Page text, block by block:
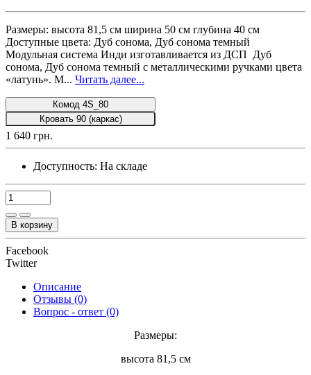
Размеры: высота 81,5 см ширина 50 см глубина 40 см
Доступные цвета: Дуб сонома, Дуб сонома темный
Модульная система Инди изготавливается из ДСП Дуб
сонома, Дуб сонома темный с металлическими ручками цвета
«латунь». М... Читать далее...
Комод 4S_80
Кровать 90 (каркас)
1 640 грн.
Доступность: На складе
В корзину
Facebook
Twitter
Описание
Отзывы (0)
Вопрос - ответ (0)
Размеры:
высота 81,5 см